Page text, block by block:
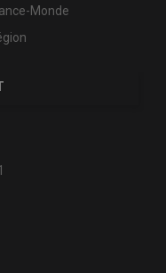
Monde